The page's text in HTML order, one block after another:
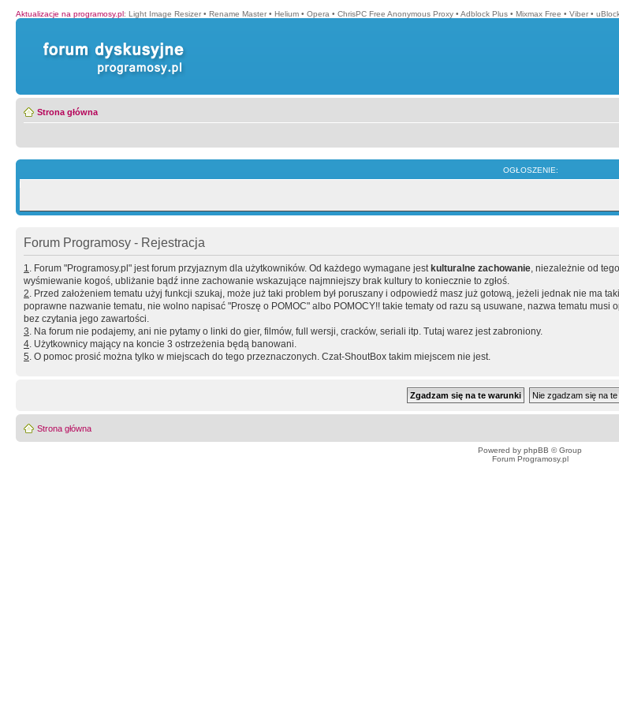
Aktualizacje na programosy.pl: Light Image Resizer • Rename Master • Helium • Opera • ChrisPC Free Anonymous Proxy • Adblock Plus • Mixmax Free • Viber •
Strona główna
OGŁOSZENIE:
Forum Programosy - Rejestracja
1. Forum "Programosy.pl" jest forum przyjaznym dla użytkowników. Od każdego wymagane jest kulturalne zachowanie, niezależnie od
wyśmiewanie kogoś, ubliżanie bądź inne zachowanie wskazujące najmniejszy brak kultury to koniecznie to zgłoś.
2. Przed założeniem tematu użyj funkcji szukaj, może już taki problem był poruszany i odpowiedź masz już gotową, jeżeli jednak nie ma
poprawne nazwanie tematu, nie wolno napisać "Proszę o POMOC" albo POMOCY!! takie tematy od razu są usuwane, nazwa tematu
bez czytania jego zawartości.
3. Na forum nie podajemy, ani nie pytamy o linki do gier, filmów, full wersji, cracków, seriali itp. Tutaj warez jest zabroniony.
4. Użytkownicy mający na koncie 3 ostrzeżenia będą banowani.
5. O pomoc prosić można tylko w miejscach do tego przeznaczonych. Czat-ShoutBox takim miejscem nie jest.
Strona główna
Powered by phpBB © Group
Forum Programosy.pl